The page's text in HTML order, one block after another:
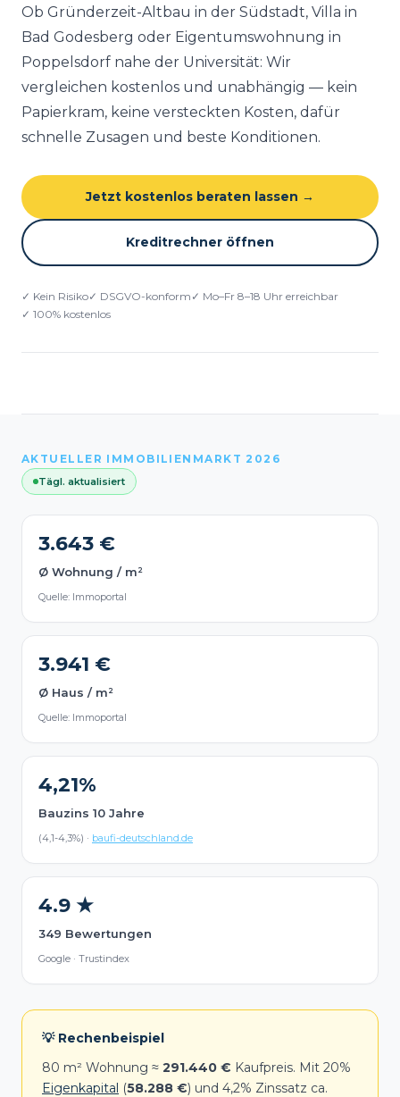
Ob Gründerzeit-Altbau in der Südstadt, Villa in
Bad Godesberg oder Eigentumswohnung in
Poppelsdorf nahe der Universität: Wir
vergleichen kostenlos und unabhängig — kein
Papierkram, keine versteckten Kosten, dafür
schnelle Zusagen und beste Konditionen.
Jetzt kostenlos beraten lassen →
Kreditrechner öffnen
✓ Kein Risiko✓ DSGVO-konform ✓ Mo–Fr 8–18 Uhr erreichbar
✓ 100% kostenlos
AKTUELLER IMMOBILIENMARKT 2026
Tägl. aktualisiert
3.643 €
Ø Wohnung / m²
Quelle: Immoportal
3.941 €
Ø Haus / m²
Quelle: Immoportal
4,21%
Bauzins 10 Jahre
(4,1-4,3%) · baufi-deutschland.de
4.9 ★
349 Bewertungen
Google · Trustindex
💡 Rechenbeispiel
80 m² Wohnung ≈ 291.440 € Kaufpreis. Mit 20%
Eigenkapital (58.288 €) und 4,2% Zinssatz ca.